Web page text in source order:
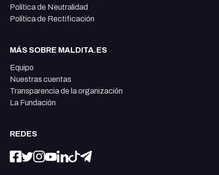
Política de Neutralidad
Política de Rectificación
MÁS SOBRE MALDITA.ES
Equipo
Nuestras cuentas
Transparencia de la organización
La Fundación
REDES